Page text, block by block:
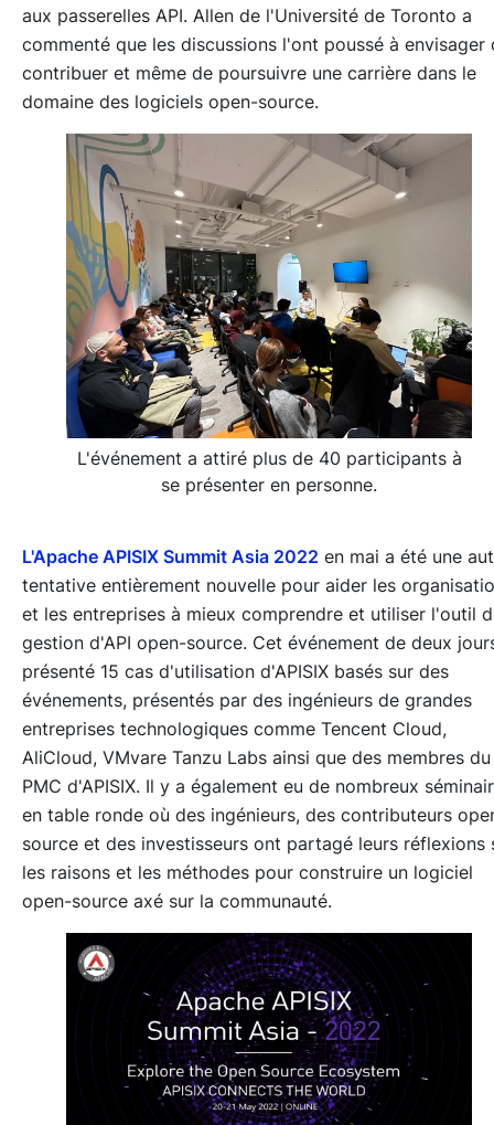
aux passerelles API. Allen de l'Université de Toronto a
commenté que les discussions l'ont poussé à envisager
contribuer et même de poursuivre une carrière dans le
domaine des logiciels open-source.
L'événement a attiré plus de 40 participants à
se présenter en personne.
L'Apache APISIX Summit Asia 2022 en mai a été une
tentative entièrement nouvelle pour aider les
et les entreprises à mieux comprendre et utiliser l'outil
gestion d'API open-source. Cet événement de deux
présenté 15 cas d'utilisation d'APISIX basés sur des
événements, présentés par des ingénieurs de grandes
entreprises technologiques comme Tencent Cloud,
AliCloud, VMvare Tanzu Labs ainsi que des membres du
PMC d'APISIX. Il y a également eu de nombreux
en table ronde où des ingénieurs, des contributeurs
source et des investisseurs ont partagé leurs réflexions
les raisons et les méthodes pour construire un logiciel
open-source axé sur la communauté.